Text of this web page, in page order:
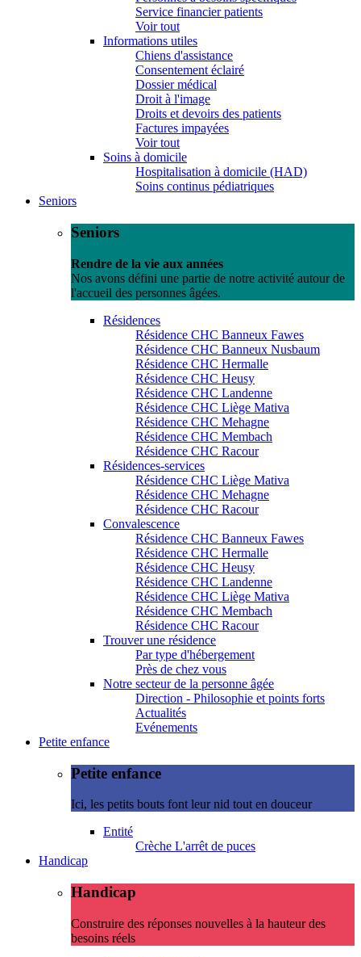
Service financier patients
Voir tout
Informations utiles
Chiens d'assistance
Consentement éclairé
Dossier médical
Droit à l'image
Droits et devoirs des patients
Factures impayées
Voir tout
Soins à domicile
Hospitalisation à domicile (HAD)
Soins continus pédiatriques
Seniors
Seniors
Rendre de la vie aux années
Nos avons défini une partie de notre activité autour de
l'accueil des personnes âgées.
Résidences
Résidence CHC Banneux Fawes
Résidence CHC Banneux Nusbaum
Résidence CHC Hermalle
Résidence CHC Heusy
Résidence CHC Landenne
Résidence CHC Liège Mativa
Résidence CHC Mehagne
Résidence CHC Membach
Résidence CHC Racour
Résidences-services
Résidence CHC Liège Mativa
Résidence CHC Mehagne
Résidence CHC Racour
Convalescence
Résidence CHC Banneux Fawes
Résidence CHC Hermalle
Résidence CHC Heusy
Résidence CHC Landenne
Résidence CHC Liège Mativa
Résidence CHC Membach
Résidence CHC Racour
Trouver une résidence
Par type d'hébergement
Près de chez vous
Notre secteur de la personne âgée
Direction - Philosophie et points forts
Actualités
Evénements
Petite enfance
Petite enfance
Ici, les petits bouts font leur nid tout en douceur
Entité
Crèche L'arrêt de puces
Handicap
Handicap
Construire des réponses nouvelles à la hauteur des
besoins réels